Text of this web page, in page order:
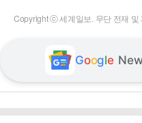
Copyright ⓒ 세계일보. 무단 전재 및
Google